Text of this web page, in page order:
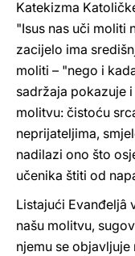
Katekizma
"Isus nas uči moliti
zacijelo ima
moliti – "nego i
sadržaja pokazuje
molitvu: čistoću
neprijateljima,
nadilazi ono što
učenika štiti od
Listajući Evanđeljâ
našu molitvu,
njemu se